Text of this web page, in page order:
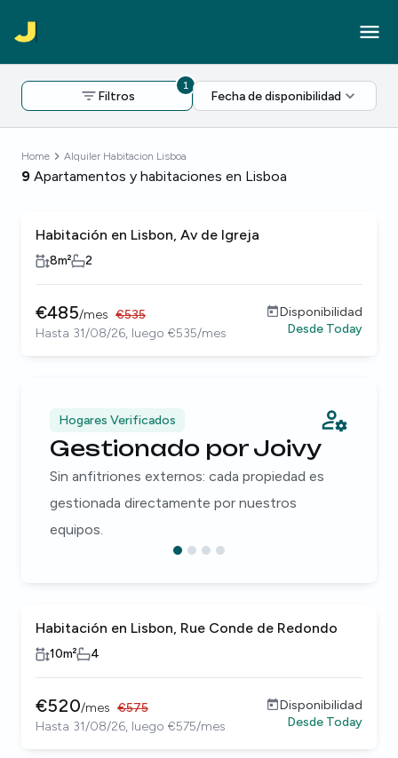
Filtros
1
Fecha de disponibilidad
Home Alquiler Habitacion Lisboa
9 Apartamentos y habitaciones en Lisboa
Habitación en Lisbon, Av de Igreja
8m² 2
€485/mes €535
Hasta 31/08/26, luego €535/mes
Disponibilidad
Desde Today
Hogares Verificados
Gestionado por Joivy
Sin anfitriones externos: cada propiedad es
gestionada directamente por nuestros
equipos.
Habitación en Lisbon, Rue Conde de Redondo
10m² 4
€520/mes €575
Hasta 31/08/26, luego €575/mes
Disponibilidad
Desde Today